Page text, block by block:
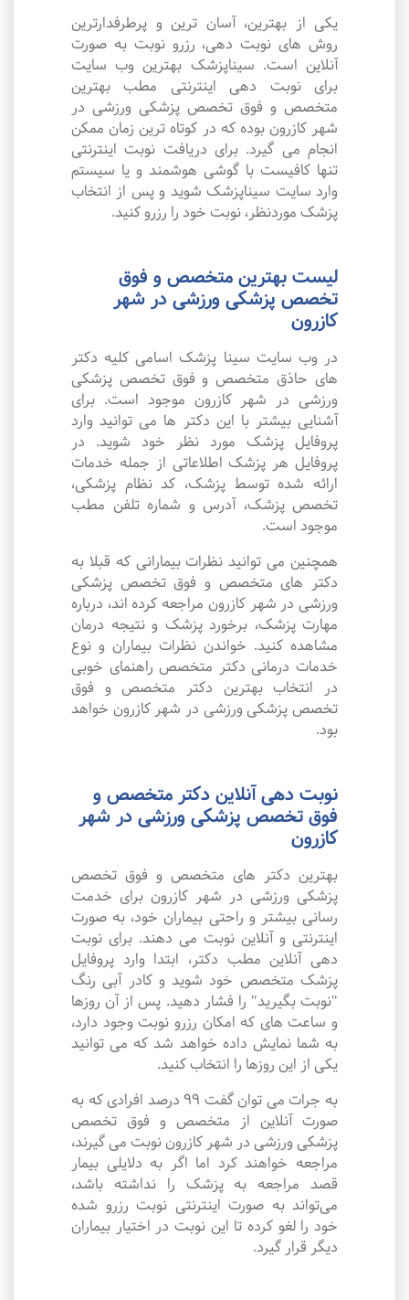
یکی از بهترین، آسان ترین و پرطرفدارترین
روش های نوبت دهی، رزرو نوبت به صورت
آنلاین است. سیناپزشک بهترین وب سایت
برای نوبت دهی اینترنتی مطب بهترین
متخصص و فوق تخصص پزشکی ورزشی در
شهر کازرون بوده که در کوتاه ترین زمان ممکن
انجام می گیرد. برای دریافت نوبت اینترنتی
تنها کافیست با گوشی هوشمند و یا سیستم
وارد سایت سیناپزشک شوید و پس از انتخاب
پزشک موردنظر، نوبت خود را رزرو کنید.
لیست بهترین متخصص و فوق
تخصص پزشکی ورزشی در شهر
کازرون
در وب سایت سینا پزشک اسامی کلیه دکتر
های حاذق متخصص و فوق تخصص پزشکی
ورزشی در شهر کازرون موجود است. برای
آشنایی بیشتر با این دکتر ها می توانید وارد
پروفایل پزشک مورد نظر خود شوید. در
پروفایل هر پزشک اطلاعاتی از جمله خدمات
ارائه شده توسط پزشک، کد نظام پزشکی،
تخصص پزشک، آدرس و شماره تلفن مطب
موجود است.
همچنین می توانید نظرات بیمارانی که قبلا به
دکتر های متخصص و فوق تخصص پزشکی
ورزشی در شهر کازرون مراجعه کرده اند، درباره
مهارت پزشک، برخورد پزشک و نتیجه درمان
مشاهده کنید. خواندن نظرات بیماران و نوع
خدمات درمانی دکتر متخصص راهنمای خوبی
در انتخاب بهترین دکتر متخصص و فوق
تخصص پزشکی ورزشی در شهر کازرون خواهد
بود.
نوبت دهی آنلاین دکتر متخصص و
فوق تخصص پزشکی ورزشی در شهر
کازرون
بهترین دکتر های متخصص و فوق تخصص
پزشکی ورزشی در شهر کازرون برای خدمت
رسانی بیشتر و راحتی بیماران خود، به صورت
اینترنتی و آنلاین نوبت می دهند. برای نوبت
دهی آنلاین مطب دکتر، ابتدا وارد پروفایل
پزشک متخصص خود شوید و کادر آبی رنگ
"نوبت بگیرید" را فشار دهید. پس از آن روزها
و ساعت های که امکان رزرو نوبت وجود دارد،
به شما نمایش داده خواهد شد که می توانید
یکی از این روزها را انتخاب کنید.
به جرات می‌ توان گفت ۹۹ درصد افرادی که به
صورت آنلاین از متخصص و فوق تخصص
پزشکی ورزشی در شهر کازرون نوبت می گیرند،
مراجعه خواهند کرد اما اگر به دلایلی بیمار
قصد مراجعه به پزشک را نداشته باشد،
می‌تواند به صورت اینترنتی نوبت رزرو شده
خود را لغو کرده تا این نوبت در اختیار بیماران
دیگر قرار گیرد.